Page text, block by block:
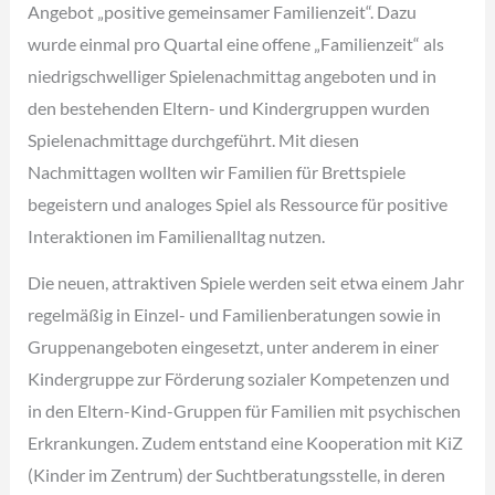
Angebot „positive gemeinsamer Familienzeit“. Dazu
wurde einmal pro Quartal eine offene „Familienzeit“ als
niedrigschwelliger Spielenachmittag angeboten und in
den bestehenden Eltern- und Kindergruppen wurden
Spielenachmittage durchgeführt. Mit diesen
Nachmittagen wollten wir Familien für Brettspiele
begeistern und analoges Spiel als Ressource für positive
Interaktionen im Familienalltag nutzen.
Die neuen, attraktiven Spiele werden seit etwa einem Jahr
regelmäßig in Einzel- und Familienberatungen sowie in
Gruppenangeboten eingesetzt, unter anderem in einer
Kindergruppe zur Förderung sozialer Kompetenzen und
in den Eltern-Kind-Gruppen für Familien mit psychischen
Erkrankungen. Zudem entstand eine Kooperation mit KiZ
(Kinder im Zentrum) der Suchtberatungsstelle, in deren